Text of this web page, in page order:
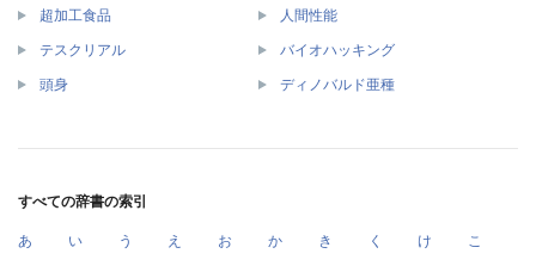
超加工食品 人間性能
テスクリアル バイオハッキング
頭身 ディノバルド亜種
すべての辞書の索引
あ い う え お か き く け こ